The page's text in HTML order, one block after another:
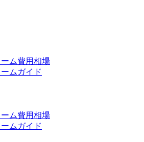
ム費用相場
ムガイド
ム費用相場
ムガイド